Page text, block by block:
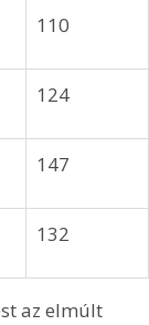
110
124
147
132
az elmúlt